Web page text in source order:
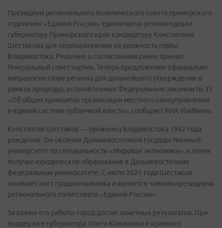
Президиум регионального политического совета приморского
отделения «Единой России» единогласно рекомендовал
губернатору Приморского края кандидатуру Константина
Шестакова для переназначения на должность главы
Владивостока. Решение о согласовании ранее принял
Генеральный совет партии. Теперь предложение официально
направлено главе региона для дальнейшего утверждения в
рамках процедур, установленных Федеральным законом № 33
«Об общих принципах организации местного самоуправления
в единой системе публичной власти», сообщает РИА VladNews.
Константин Шестаков — уроженец Владивостока 1982 года
рождения. Он окончил Дальневосточный государственный
университет по специальности «Мировая экономика», а затем
получил юридическое образование в Дальневосточном
федеральном университете. С июля 2021 года Шестаков
занимает пост градоначальника и является членом президиума
регионального политсовета «Единой России».
За время его работы город достиг заметных результатов. При
поддержке губернатора Олега Кожемяко и краевого